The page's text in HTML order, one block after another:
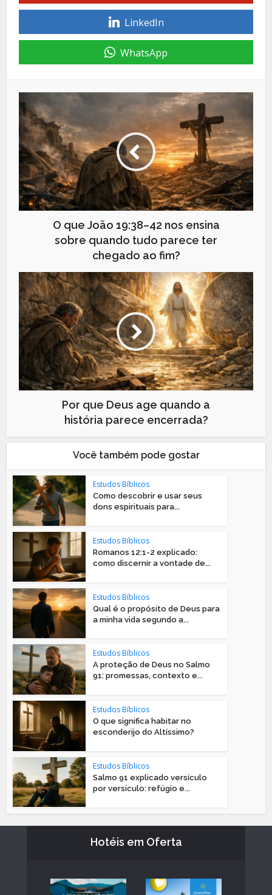
LinkedIn
WhatsApp
O que João 19:38–42 nos ensina
sobre quando tudo parece ter
chegado ao fim?
Por que Deus age quando a
história parece encerrada?
Você também pode gostar
Estudos Bíblicos
Como descobrir e usar seus
dons espirituais para...
Estudos Bíblicos
Romanos 12:1-2 explicado:
como discernir a vontade de...
Estudos Bíblicos
Qual é o propósito de Deus para
a minha vida segundo a...
Estudos Bíblicos
A proteção de Deus no Salmo
91: promessas, contexto e...
Estudos Bíblicos
O que significa habitar no
esconderijo do Altíssimo?
Estudos Bíblicos
Salmo 91 explicado versículo
por versículo: refúgio e...
Hotéis em Oferta